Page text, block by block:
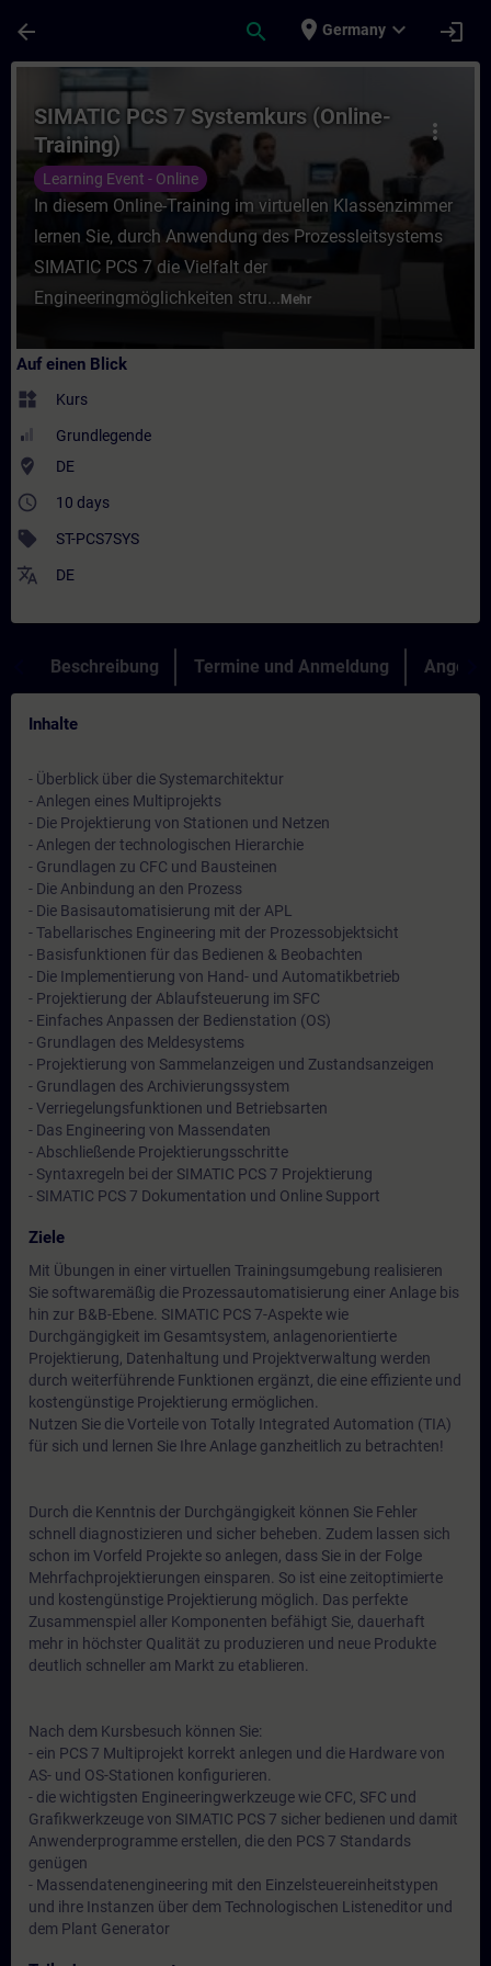
arrow_back search place Germany expand_more login
Kurs - SIMATIC PCS 7 Systemkurs
more_vert
SIMATIC PCS 7 Systemkurs (Online-
Training)
Learning Event - Online
In diesem Online-Training im virtuellen Klassenzimmer
lernen Sie, durch Anwendung des Prozessleitsystems
SIMATIC PCS 7 die Vielfalt der
Engineeringmöglichkeiten stru... Mehr
Auf einen Blick
widgets Kurs
Grundlegende
where_to_vote DE
access_time 10 days
sell ST-PCS7SYS
translate DE
Beschreibung Termine und Anmeldung Angebot
Inhalte
- Überblick über die Systemarchitektur
- Anlegen eines Multiprojekts
- Die Projektierung von Stationen und Netzen
- Anlegen der technologischen Hierarchie
- Grundlagen zu CFC und Bausteinen
- Die Anbindung an den Prozess
- Die Basisautomatisierung mit der APL
- Tabellarisches Engineering mit der Prozessobjektsicht
- Basisfunktionen für das Bedienen & Beobachten
- Die Implementierung von Hand- und Automatikbetrieb
- Projektierung der Ablaufsteuerung im SFC
- Einfaches Anpassen der Bedienstation (OS)
- Grundlagen des Meldesystems
- Projektierung von Sammelanzeigen und Zustandsanzeigen
- Grundlagen des Archivierungssystem
- Verriegelungsfunktionen und Betriebsarten
- Das Engineering von Massendaten
- Abschließende Projektierungsschritte
- Syntaxregeln bei der SIMATIC PCS 7 Projektierung
- SIMATIC PCS 7 Dokumentation und Online Support
Ziele
Mit Übungen in einer virtuellen Trainingsumgebung realisieren
Sie softwaremäßig die Prozessautomatisierung einer Anlage bis
hin zur B&B-Ebene. SIMATIC PCS 7-Aspekte wie
Durchgängigkeit im Gesamtsystem, anlagenorientierte
Projektierung, Datenhaltung und Projektverwaltung werden
durch weiterführende Funktionen ergänzt, die eine effiziente und
kostengünstige Projektierung ermöglichen.
Nutzen Sie die Vorteile von Totally Integrated Automation (TIA)
für sich und lernen Sie Ihre Anlage ganzheitlich zu betrachten!
Durch die Kenntnis der Durchgängigkeit können Sie Fehler
schnell diagnostizieren und sicher beheben. Zudem lassen sich
schon im Vorfeld Projekte so anlegen, dass Sie in der Folge
Mehrfachprojektierungen einsparen. So ist eine zeitoptimierte
und kostengünstige Projektierung möglich. Das perfekte
Zusammenspiel aller Komponenten befähigt Sie, dauerhaft
mehr in höchster Qualität zu produzieren und neue Produkte
deutlich schneller am Markt zu etablieren.
Nach dem Kursbesuch können Sie:
- ein PCS 7 Multiprojekt korrekt anlegen und die Hardware von
AS- und OS-Stationen konfigurieren.
- die wichtigsten Engineeringwerkzeuge wie CFC, SFC und
Grafikwerkzeuge von SIMATIC PCS 7 sicher bedienen und damit
Anwenderprogramme erstellen, die den PCS 7 Standards
genügen
- Massendatenengineering mit den Einzelsteuereinheitstypen
und ihre Instanzen über dem Technologischen Listeneditor und
dem Plant Generator